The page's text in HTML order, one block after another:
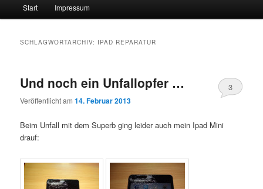
Start Impressum
SCHLAGWORTARCHIV: IPAD REPARATUR
Und noch ein Unfallopfer …
Veröffentlicht am14. Februar 2013
3
Beim Unfall mit dem Superb ging leider auch mein Ipad Mini
drauf: